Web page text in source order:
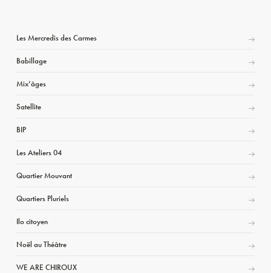
Les Mercredis des Carmes
Babillage
Mix’âges
Satellite
BIP
Les Ateliers 04
Quartier Mouvant
Quartiers Pluriels
Ilo citoyen
Noël au Théâtre
WE ARE CHIROUX